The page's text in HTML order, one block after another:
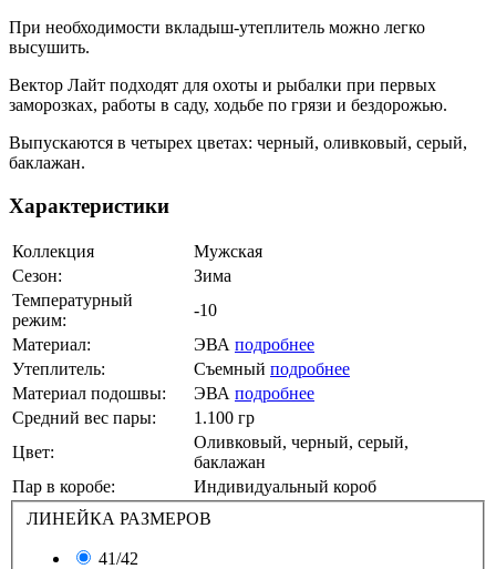
При необходимости вкладыш-утеплитель можно легко
высушить.
Вектор Лайт подходят для охоты и рыбалки при первых
заморозках, работы в саду, ходьбе по грязи и бездорожью.
Выпускаются в четырех цветах: черный, оливковый, серый,
баклажан.
Характеристики
Коллекция
Мужская
Сезон:
Зима
Температурный
режим:
-10
Материал:
ЭВА подробнее
Утеплитель:
Съемный подробнее
Материал подошвы:
ЭВА подробнее
Средний вес пары:
1.100 гр
Цвет:
Оливковый, черный, серый,
баклажан
Пар в коробе:
Индивидуальный короб
ЛИНЕЙКА РАЗМЕРОВ
41/42